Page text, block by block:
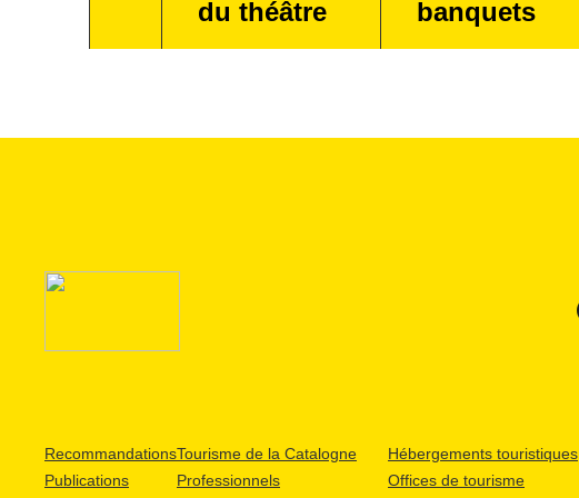
du théâtre
banquets
Recommandations
Publications
Tourisme de la Catalogne
Professionnels
Hébergements touristiques
Offices de tourisme